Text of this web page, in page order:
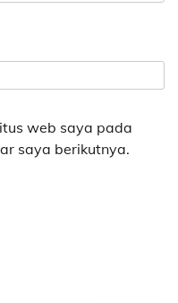
web saya pada
saya berikutnya.